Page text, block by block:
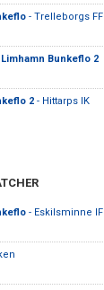
- Trelleborgs FF
Limhamn Bunkeflo 2
2 - Hittarps IK
- Eskilsminne IF